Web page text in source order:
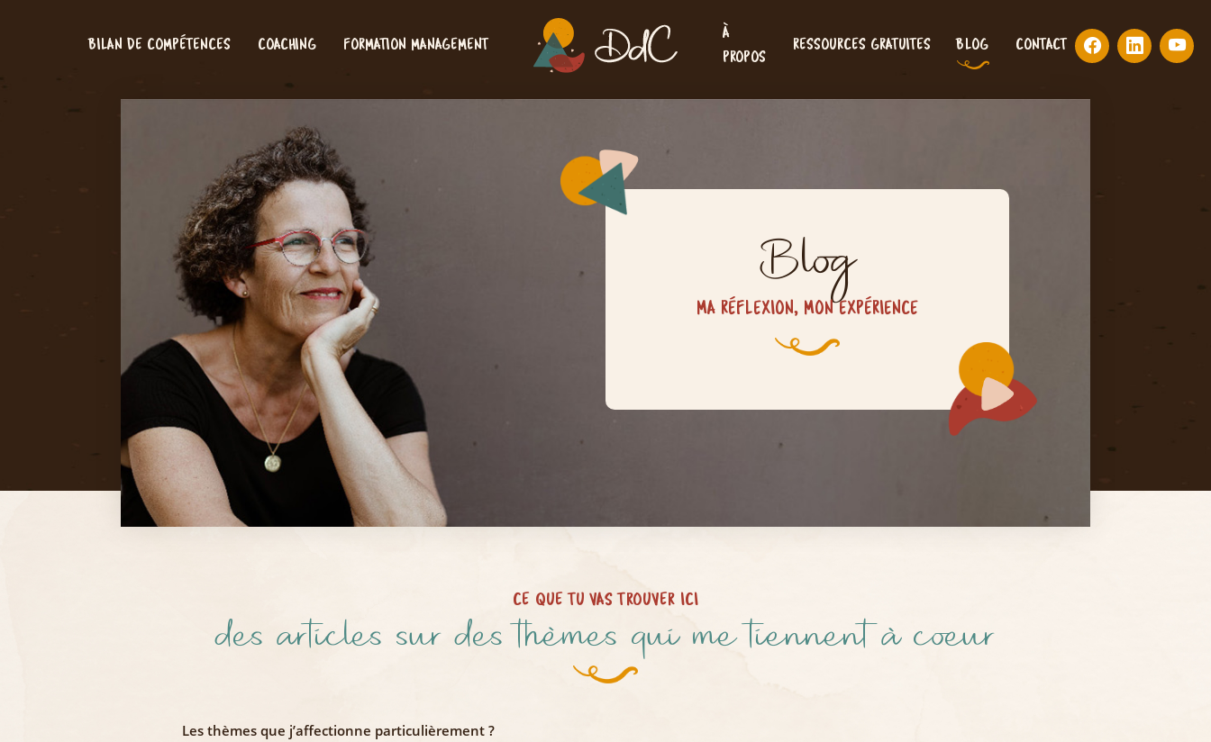
BILAN DE COMPÉTENCES COACHING FORMATION MANAGEMENT
À
PROPOS
RESSOURCES GRATUITES BLOG CONTACT
Blog
MA RÉFLEXION, MON EXPÉRIENCE
CE QUE TU VAS TROUVER ICI
des articles sur des thèmes qui me tiennent à coeur
Les thèmes que j’affectionne particulièrement ?